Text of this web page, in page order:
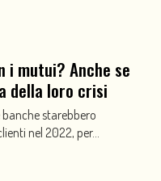
i mutui? Anche se
della loro crisi
starebbero
nel 2022, per...